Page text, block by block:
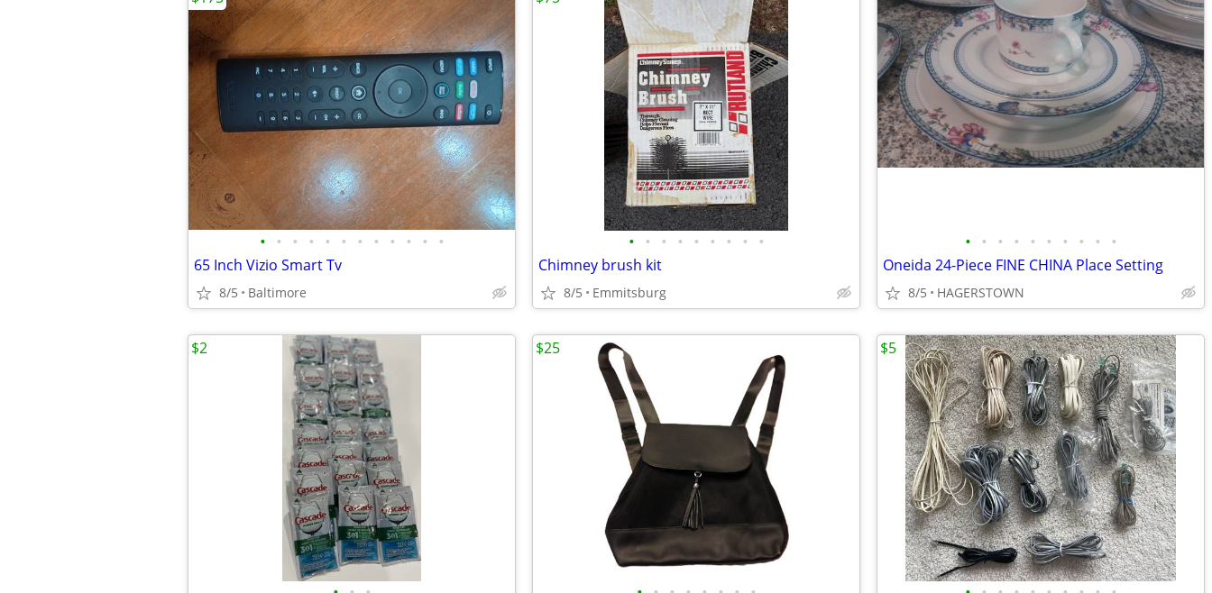
• • • • • • • • • • • •
65 Inch Vizio Smart Tv
8/5 Baltimore
• • • • • • • • •
Chimney brush kit
8/5 Emmitsburg
• • • • • • • • • •
Oneida 24-Piece FINE CHINA Place Setting
8/5 HAGERSTOWN
$2 $25 $5